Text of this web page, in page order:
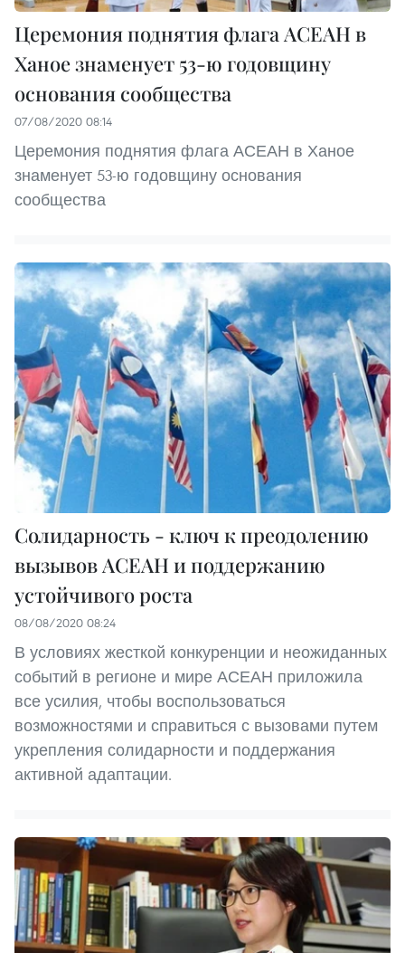
Церемония поднятия флага АСЕАН в
Ханое знаменует 53-ю годовщину
основания сообщества
07/08/2020 08:14
Церемония поднятия флага АСЕАН в Ханое
знаменует 53-ю годовщину основания
сообщества
Солидарность - ключ к преодолению
вызывов АСЕАН и поддержанию
устойчивого роста
08/08/2020 08:24
В условиях жесткой конкуренции и неожиданных
событий в регионе и мире АСЕАН приложила
все усилия, чтобы воспользоваться
возможностями и справиться с вызовами путем
укрепления солидарности и поддержания
активной адаптации.